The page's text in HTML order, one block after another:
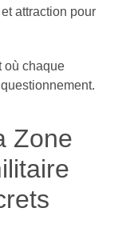
attraction pour
où chaque
Zone